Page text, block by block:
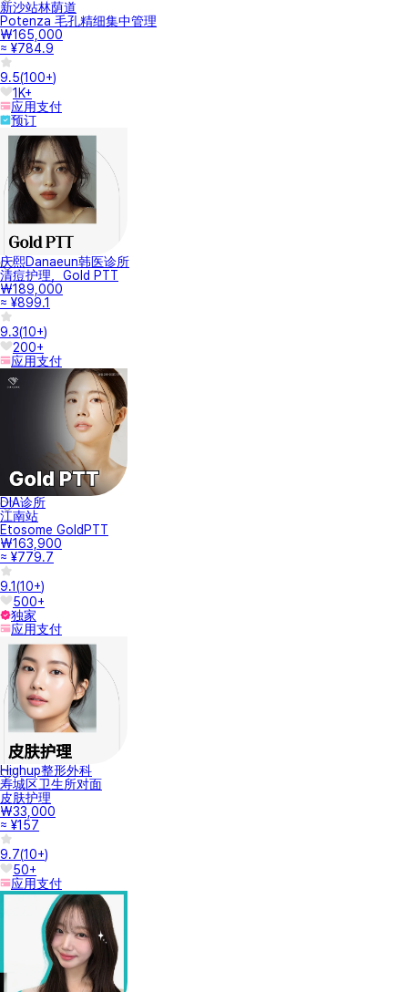
新沙站林荫道
Potenza 毛孔精细集中管理
₩165,000
≈ ¥784.9
9.5(100+)
1K+
应用支付
预订
庆熙Danaeun韩医诊所
清痘护理，Gold PTT
₩189,000
≈ ¥899.1
9.3(10+)
200+
应用支付
DIA诊所
江南站
Etosome GoldPTT
₩163,900
≈ ¥779.7
9.1(10+)
500+
独家
应用支付
Highup整形外科
寿城区卫生所对面
皮肤护理
₩33,000
≈ ¥157
9.7(10+)
50+
应用支付